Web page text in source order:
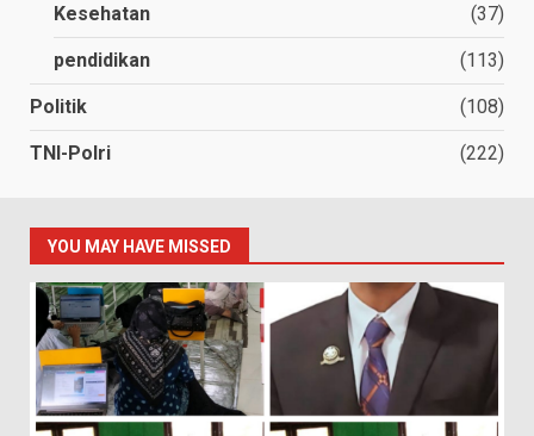
Kesehatan
(37)
pendidikan (113)
Politik (108)
TNI-Polri (222)
YOU MAY HAVE MISSED